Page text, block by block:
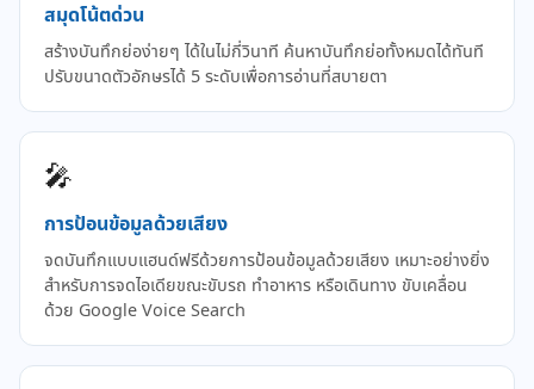
สมุดโน้ตด่วน
สร้างบันทึกย่อง่ายๆ ได้ในไม่กี่วินาที ค้นหาบันทึกย่อทั้งหมดได้ทันที
ปรับขนาดตัวอักษรได้ 5 ระดับเพื่อการอ่านที่สบายตา
🎤
การป้อนข้อมูลด้วยเสียง
จดบันทึกแบบแฮนด์ฟรีด้วยการป้อนข้อมูลด้วยเสียง เหมาะอย่างยิ่ง
สำหรับการจดไอเดียขณะขับรถ ทำอาหาร หรือเดินทาง ขับเคลื่อน
ด้วย Google Voice Search